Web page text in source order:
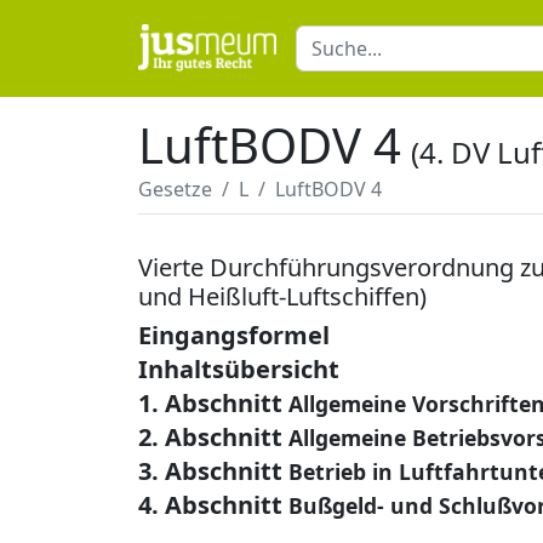
LuftBODV 4 (4. DV
Gesetze L LuftBODV 4
Vierte Durchführungsverordnung
und Heißluft-Luftschiffen)
Eingangsformel
Inhaltsübersicht
1. Abschnitt Allgemeine Vorschriften
2. Abschnitt Allgemeine
3. Abschnitt Betrieb in
4. Abschnitt Bußgeld- und